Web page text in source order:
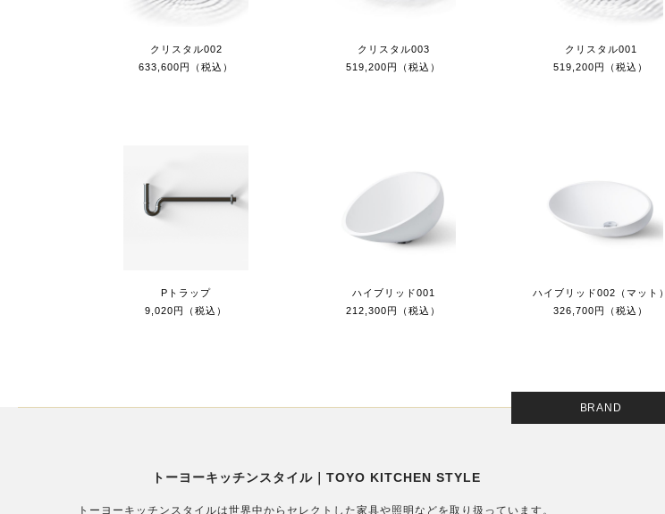
クリスタル002
633,600円（税込）
クリスタル003
519,200円（税込）
クリスタル001
519,200円（税込）
Pトラップ
9,020円（税込）
ハイブリッド001
212,300円（税込）
ハイブリッド002（マット）
326,700円（税込）
BRAND
トーヨーキッチンスタイル｜TOYO KITCHEN STYLE
トーヨーキッチンスタイルは世界中からセレクトした家具や照明などを取り扱っています。